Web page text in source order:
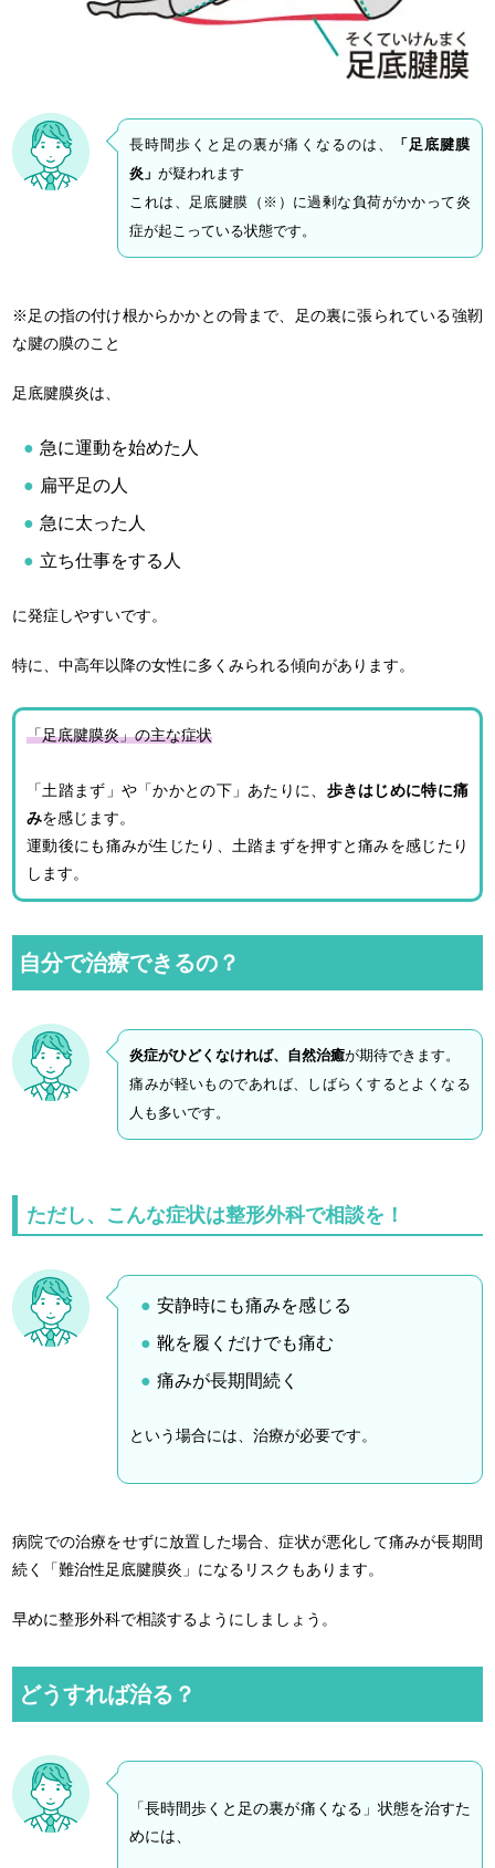
長時間歩くと足の裏が痛くなるのは、
「足底腱膜
炎」が疑われます
これは、足底腱膜（※）に過剰な負荷がかかって炎
症が起こっている状態です。
※足の指の付け根からかかとの骨まで、足の裏に張られている強靭
な腱の膜のこと
足底腱膜炎は、
急に運動を始めた人
扁平足の人
急に太った人
立ち仕事をする人
に発症しやすいです。
特に、中高年以降の女性に多くみられる傾向があります。
「足底腱膜炎」の主な症状
「土踏まず」や「かかとの下」あたりに、 歩きはじめに特に痛
みを感じます。
運動後にも痛みが生じたり、土踏まずを押すと痛みを感じたり
します。
自分で治療できるの？
炎症がひどくなければ、自然治癒が期待できます。
痛みが軽いものであれば、しばらくするとよくなる
人も多いです。
ただし、こんな症状は整形外科で相談を！
安静時にも痛みを感じる
靴を履くだけでも痛む
痛みが長期間続く
という場合には、治療が必要です。
病院での治療をせずに放置した場合、症状が悪化して痛みが長期間
続く「難治性足底腱膜炎」になるリスクもあります。
早めに整形外科で相談するようにしましょう。
どうすれば治る？
「長時間歩くと足の裏が痛くなる」状態を治すた
めには、